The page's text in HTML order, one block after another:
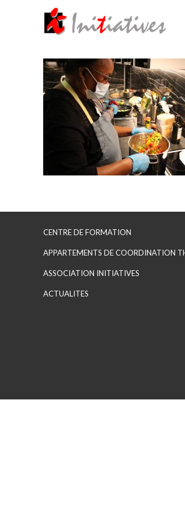
CENTRE DE FORMATION
APPARTEMENTS DE COORDINATION
ASSOCIATION INITIATIVES
ACTUALITES